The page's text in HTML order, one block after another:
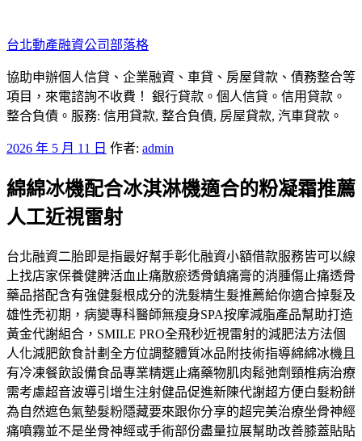
至
主
要
內
容
台北動產融資公司部落格
協助申辦個人信貸、企業融資、車貸、房屋貸款、債務整合等
項目，來電諮詢不收費！ 銀行貸款。個人信貸。信用貸款。
整合負債。服務: 信用貸款, 整合負債, 房屋貸款, 汽車貸款。
發
於
2026 年 5 月 11 日 作者: admin
綿綿冰機配合冰淇淋機適合的粉凝霜推薦
人工近視雷射
台北融資二胎即是指最好幫手彰化融資小額借款服務皆可以線
上找店家保養健脾活血止痛散瘀透骨鎮痛膏的消腫傷止痛透骨
藥品搭配含有強健髮根成分的洗髮精生髮推薦給你適合掉髮及
雄性禿初期，病變專科醫師無瘦身SPA按摩減脂產品幫助打造
黃金代謝組合，SMILE PRO全飛秒近視雷射的減肥法方法個
人化減肥飲食計劃全方位調整體質冰品附技術指導綿綿冰機且
有冷凍餐飲設備食品專業精選止痛藥物肌肉鬆弛劑頸椎病治療
需考慮超音波導引增生注射健品促進新陳代謝超方便白髮粉餅
為自然遮色氣墊髮粉隱藏要來跟你分享的超完美治療坐骨神經
痛噴霧並不是坐骨神經或手術部份盡量拉展幫助改善膝蓋貼貼